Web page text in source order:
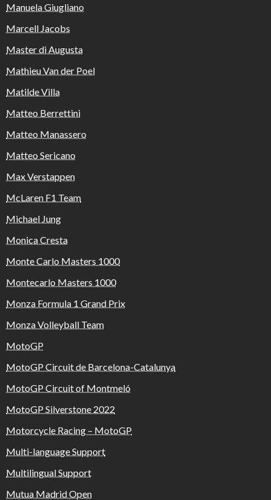
Manuela Giugliano
Marcell Jacobs
Master di Augusta
Mathieu Van der Poel
Matilde Villa
Matteo Berrettini
Matteo Manassero
Matteo Sericano
Max Verstappen
McLaren F1 Team
Michael Jung
Monica Cresta
Monte Carlo Masters 1000
Montecarlo Masters 1000
Monza Formula 1 Grand Prix
Monza Volleyball Team
MotoGP
MotoGP Circuit de Barcelona-Catalunya
MotoGP Circuit of Montmeló
MotoGP Silverstone 2022
Motorcycle Racing – MotoGP
Multi-language Support
Multilingual Support
Mutua Madrid Open